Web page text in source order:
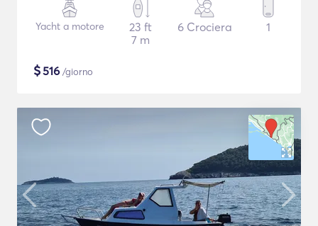
Yacht a motore
23 ft
7 m
6 Crociera 1
$516 /giorno